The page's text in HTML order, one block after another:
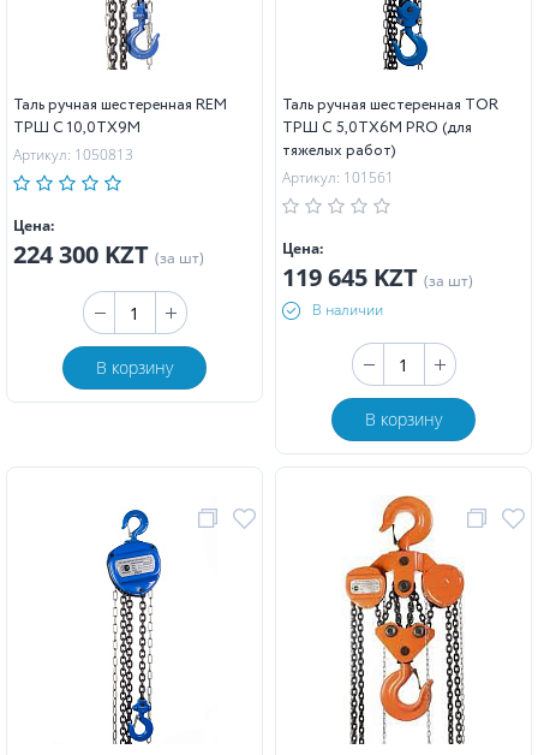
Таль ручная шестеренная REM
ТРШ C 10,0ТХ9М
Артикул: 1050813
Цена:
224 300 KZT (за шт)
В корзину
Таль ручная шестеренная TOR
ТРШ C 5,0ТХ6M PRO (для
тяжелых работ)
Артикул: 101561
Цена:
119 645 KZT (за шт)
В наличии
В корзину